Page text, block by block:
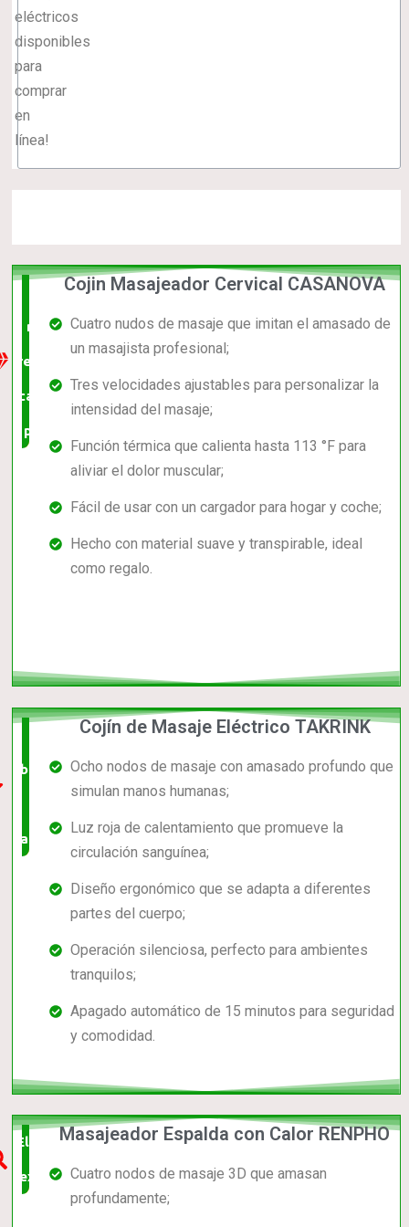
eléctricos
disponibles
para
comprar
en
línea!
mejor
relación
calidad-
precio
Cojin Masajeador Cervical CASANOVA
Cuatro nudos de masaje que imitan el amasado de
un masajista profesional;
Tres velocidades ajustables para personalizar la
intensidad del masaje;
Función térmica que calienta hasta 113 °F para
aliviar el dolor muscular;
Fácil de usar con un cargador para hogar y coche;
Hecho con material suave y transpirable, ideal
como regalo.
barato,
valorado!
Cojín de Masaje Eléctrico TAKRINK
Ocho nodos de masaje con amasado profundo que
simulan manos humanas;
Luz roja de calentamiento que promueve la
circulación sanguínea;
Diseño ergonómico que se adapta a diferentes
partes del cuerpo;
Operación silenciosa, perfecto para ambientes
tranquilos;
Apagado automático de 15 minutos para seguridad
y comodidad.
Elección
experta
Masajeador Espalda con Calor RENPHO
Cuatro nodos de masaje 3D que amasan
profundamente;